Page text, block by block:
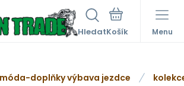
Hledat Menu
doplňky výbava jezdce